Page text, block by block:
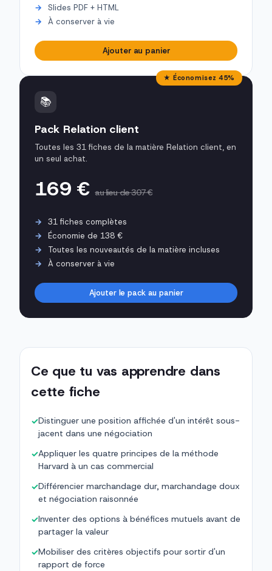
Slides PDF + HTML
À conserver à vie
Ajouter au panier
★ Économisez 45%
📚
Pack Relation client
Toutes les 31 fiches de la matière Relation client, en
un seul achat.
169 €au lieu de 307 €
31 fiches complètes
Économie de 138 €
Toutes les nouveautés de la matière incluses
À conserver à vie
Ajouter le pack au panier
Ce que tu vas apprendre dans
cette fiche
✓Distinguer une position affichée d'un intérêt sous-
jacent dans une négociation
✓Appliquer les quatre principes de la méthode
Harvard à un cas commercial
✓Différencier marchandage dur, marchandage doux
et négociation raisonnée
✓Inventer des options à bénéfices mutuels avant de
partager la valeur
✓Mobiliser des critères objectifs pour sortir d'un
rapport de force